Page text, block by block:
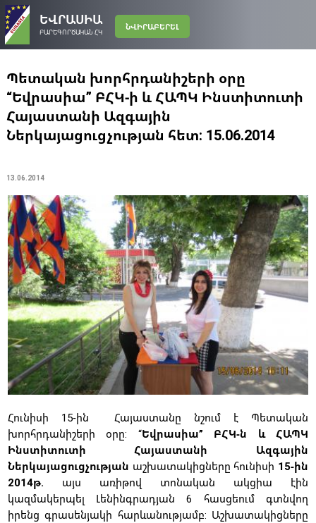
ԵՎՐԱՍԻԱ
ԲԱՐԵԳՈՐԾԱԿԱՆ ՀԿ
ՆՎԻՐԱԲԵՐԵԼ
Պետական խորհրդանիշերի օրը
“Եվրասիա” ԲՀԿ-ի և ՀԱՊԿ Ինստիտուտի
Հայաստանի Ազգային
Ներկայացուցչության հետ: 15.06.2014
13.06.2014
Հունիսի 15-ին Հայաստանը նշում է Պետական
խորհրդանիշերի օրը: “Եվրասիա” ԲՀԿ-ն և ՀԱՊԿ
Ինստիտուտի Հայաստանի Ազգային
Ներկայացուցչության աշխատակիցները հունիսի 15-ին
2014թ. այս առիթով տոնական ակցիա էին
կազմակերպել Լենինգրադյան 6 հասցեում գտնվող
իրենց գրասենյակի հարևանությամբ: Աշխատակիցները